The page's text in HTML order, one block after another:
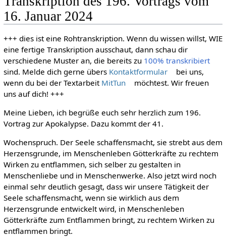
16. Januar 2024
+++ dies ist eine Rohtranskription. Wenn du wissen willst, WIE
eine fertige Transkription ausschaut, dann schau dir
verschiedene Muster an, die bereits zu 100% transkribiert
sind. Melde dich gerne übers Kontaktformular
bei uns,
wenn du bei der Textarbeit MitTun
möchtest. Wir freuen
uns auf dich! +++
Meine Lieben, ich begrüße euch sehr herzlich zum 196.
Vortrag zur Apokalypse. Dazu kommt der 41.
Wochenspruch. Der Seele schaffensmacht, sie strebt aus dem
Herzensgrunde, im Menschenleben Götterkräfte zu rechtem
Wirken zu entflammen, sich selber zu gestalten in
Menschenliebe und in Menschenwerke. Also jetzt wird noch
einmal sehr deutlich gesagt, dass wir unsere Tätigkeit der
Seele schaffensmacht, wenn sie wirklich aus dem
Herzensgrunde entwickelt wird, in Menschenleben
Götterkräfte zum Entflammen bringt, zu rechtem Wirken zu
entflammen bringt.